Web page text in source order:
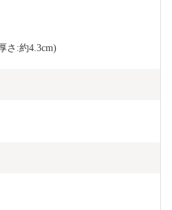
さ:約4.3cm)